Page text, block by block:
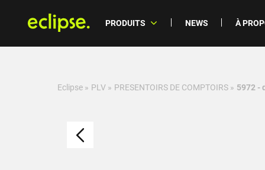
PRODUITS NEWS À
Eclipse » PLV » PRESENTOIRS DE COMPTOIRS » 5972 -